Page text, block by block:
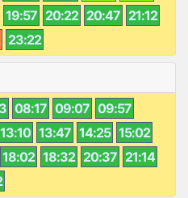
19:57 20:22 20:47 21:12
23:22
08:17 09:07 09:57
13:10 13:47 14:25 15:02
18:02 18:32 20:37 21:14